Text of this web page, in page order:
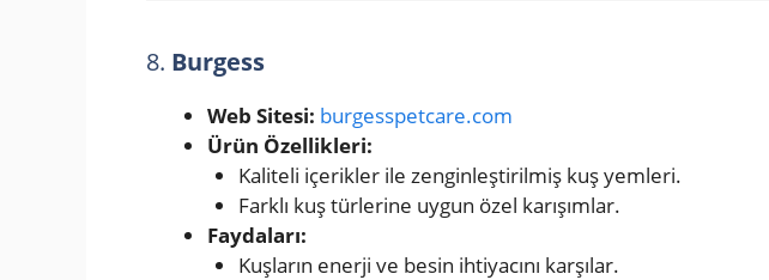
8. Burgess
Web Sitesi: burgesspetcare.com
Ürün Özellikleri:
Kaliteli içerikler ile zenginleştirilmiş kuş yemleri.
Farklı kuş türlerine uygun özel karışımlar.
Faydaları:
Kuşların enerji ve besin ihtiyacını karşılar.